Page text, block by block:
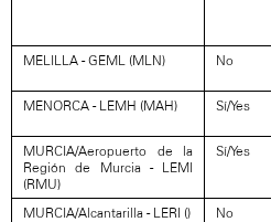
MELILLA - GEML (MLN) No
MENORCA - LEMH (MAH) Sí/Yes
MURCIA/Aeropuerto de la
Región de Murcia - LEMI
(RMU)
Sí/Yes
MURCIA/Alcantarilla - LERI () No